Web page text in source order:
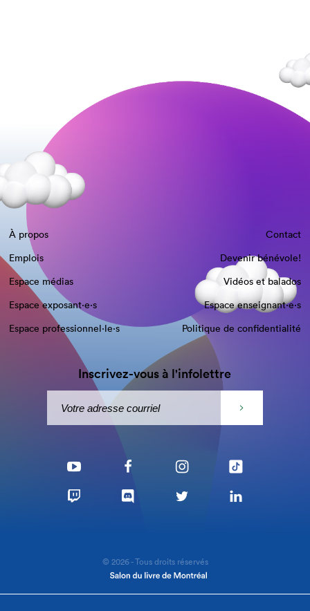
À propos
Contact
Emplois
Devenir bénévole!
Espace médias
Vidéos et balados
Espace exposant·e⋅s
Espace enseignant·e⋅s
Espace professionnel·le⋅s
Politique de confidentialité
Inscrivez-vous à l'infolettre
© 2026 - Tous droits réservés